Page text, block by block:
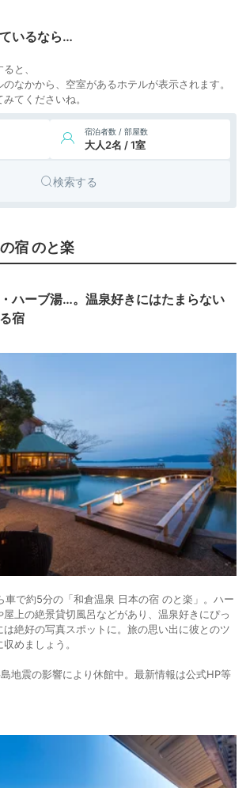
icotto
旅館
いるなら…
と、
なかから、空室があるホテルが表示されます。
てくださいね。
宿泊者数 / 部屋数
大人2名 / 1室
検索する
宿 のと楽
ハーブ湯…。温泉好きにはたまらない
宿
車で約5分の「和倉温泉 日本の宿 のと楽」。ハー
上の絶景貸切風呂などがあり、温泉好きにぴっ
絶好の写真スポットに。旅の思い出に彼とのツ
めましょう。
地震の影響により休館中。最新情報は公式HP等